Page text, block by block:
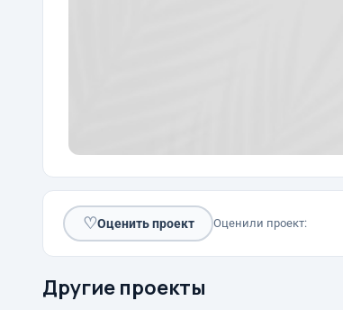
♡Оценить проект Оценили проект:
Другие проекты